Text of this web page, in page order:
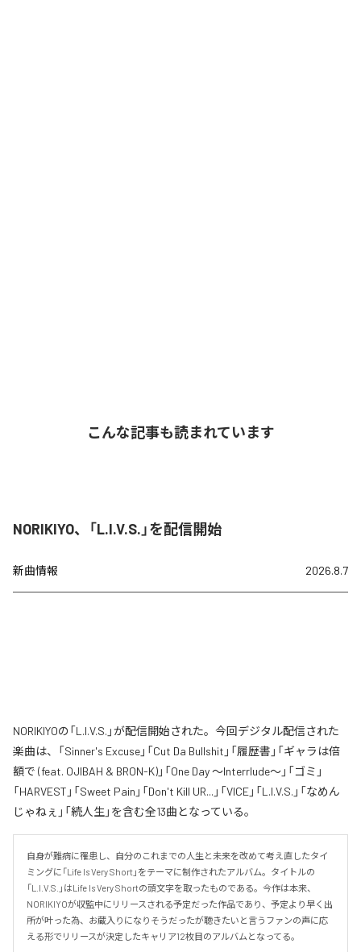
こんな記事も読まれています
NORIKIYO、「L.I.V.S.」を配信開始
新曲情報 2026.8.7
NORIKIYOの「L.I.V.S.」が配信開始された。今回デジタル配信された
楽曲は、「Sinner's Excuse」「Cut Da Bullshit」「履歴書」「ギャラは倍
額で (feat. OJIBAH & BRON-K)」「One Day ～Interrlude～」「ゴミ」
「HARVEST」「Sweet Pain」「Don't Kill UR...」「VICE」「L.I.V.S.」「なめん
じゃねぇ」「続人生」を含む全13曲となっている。
自身が難病に罹患し、自分のこれまでの人生と未来を改めて考え直したタイ
ミングに「Life Is Very Short」をテーマに制作されたアルバム。タイトルの
「L.I.V.S.」はLife Is Very Shortの頭文字を取ったものである。今作は本来、
NORIKIYOが収監中にリリースされる予定だった作品であり、予定より早く出
所が叶った為、お蔵入りになりそうだったが聴きたいと言うファンの声に応
える形でリリースが決定したキャリア12枚目のアルバムとなってる。